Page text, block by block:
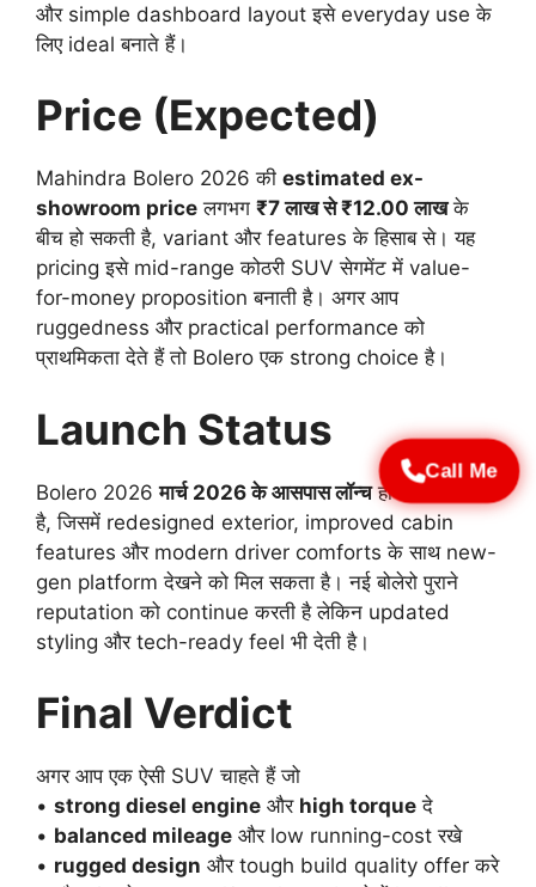
Call Me
और simple dashboard layout इसे everyday use के
लिए ideal बनाते हैं।
Price (Expected)
Mahindra Bolero 2026 की estimated ex-
showroom price लगभग ₹7 लाख से ₹12.00 लाखके
बीच हो सकती है, variant और features के हिसाब से। यह
pricing इसे mid-range कोठरी SUV सेगमेंट में value-
for-money proposition बनाती है। अगर आप
ruggedness और practical performance को
प्राथमिकता देते हैं तो Bolero एक strong choice है।
Launch Status
Bolero 2026मार्च 2026 के आसपास लॉन्चहोने की उम्मीद
है, जिसमें redesigned exterior, improved cabin
features और modern driver comforts के साथ new-
gen platform देखने को मिल सकता है। नई बोलेरो पुराने
reputation को continue करती है लेकिन updated
styling और tech-ready feel भी देती है।
Final Verdict
अगर आप एक ऐसी SUV चाहते हैं जो
• strong diesel engine और high torque दे
• balanced mileage और low running-cost रखे
• rugged design और tough build quality offer करे